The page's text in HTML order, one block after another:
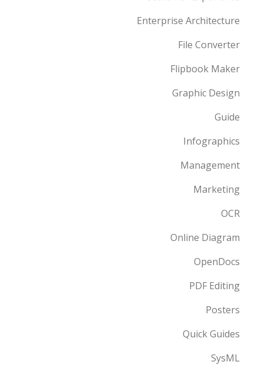
Enterprise Architecture
File Converter
Flipbook Maker
Graphic Design
Guide
Infographics
Management
Marketing
OCR
Online Diagram
OpenDocs
PDF Editing
Posters
Quick Guides
SysML